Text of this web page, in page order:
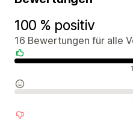
100 % positiv
16 Bewertungen für alle
Positive Bewertungen
Neutrale Bewertungen